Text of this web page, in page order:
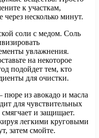
к участкам,
несколько минут.
соли с медом. Соль
увлажнения.
на некоторое
подойдет тем, кто
для очистки.
пюре из авокадо и масла
для чувствительных
и защищает.
легкими круговыми
затем смойте.